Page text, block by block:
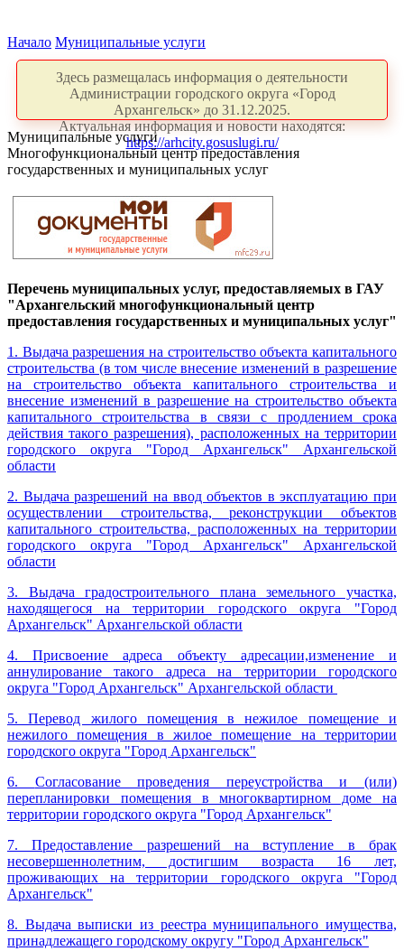
Начало Муниципальные услуги
Здесь размещалась информация о деятельности
Администрации городского округа «Город
Архангельск» до 31.12.2025.
Актуальная информация и новости находятся:
https://arhcity.gosuslugi.ru/
Муниципальные услуги
Многофункциональный центр предоставления
государственных и муниципальных услуг
Перечень муниципальных услуг, предоставляемых в ГАУ
"Архангельский многофункциональный центр
предоставления государственных и муниципальных услуг"
1. Выдача разрешения на строительство объекта капитального
строительства (в том числе внесение изменений в разрешение
на строительство объекта капитального строительства и
внесение изменений в разрешение на строительство объекта
капитального строительства в связи с продлением срока
действия такого разрешения), расположенных на территории
городского округа "Город Архангельск" Архангельской
области
2. Выдача разрешений на ввод объектов в эксплуатацию при
осуществлении строительства, реконструкции объектов
капитального строительства, расположенных на территории
городского округа "Город Архангельск" Архангельской
области
3. Выдача градостроительного плана земельного участка,
находящегося на территории городского округа "Город
Архангельск" Архангельской области
4. Присвоение адреса объекту адресации,изменение и
аннулирование такого адреса на территории городского
округа "Город Архангельск" Архангельской области
5. Перевод жилого помещения в нежилое помещение и
нежилого помещения в жилое помещение на территории
городского округа "Город Архангельск"
6. Согласование проведения переустройства и (или)
перепланировки помещения в многоквартирном доме на
территории городского округа "Город Архангельск"
7. Предоставление разрешений на вступление в брак
несовершеннолетним, достигшим возраста 16 лет,
проживающих на территории городского округа "Город
Архангельск"
8. Выдача выписки из реестра муниципального имущества,
принадлежащего городскому округу "Город Архангельск"